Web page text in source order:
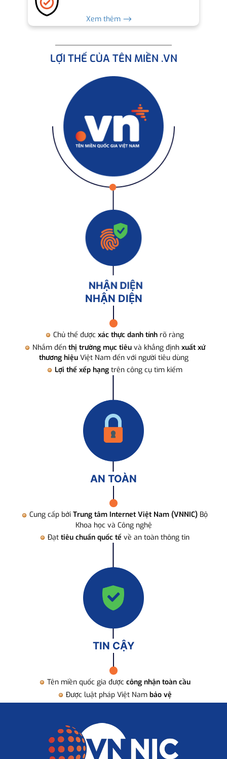
Xem thêm ⟶
LỢI THẾ CỦA TÊN MIỀN .VN
NHẬN DIỆN
Chủ thể được xác thực danh tính rõ ràng
Nhắm đến thị trường mục tiêuvà khẳng định xuất xứ
thương hiệuViệt Nam đến với người tiêu dùng
Lợi thế xếp hạng trên công cụ tìm kiếm
AN TOÀN
Cung cấp bởi Trung tâm Internet Việt Nam (VNNIC) Bộ
Khoa học và Công nghệ
Đạt tiêu chuẩn quốc tế về an toàn thông tin
TIN CẬY
Tên miền quốc gia được công nhận toàn cầu
Được luật pháp Việt Nam bảo vệ